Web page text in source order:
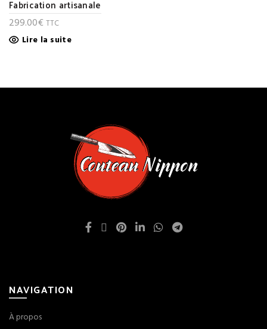
Fabrication artisanale
299.00€ TTC
Lire la suite
NAVIGATION
À propos